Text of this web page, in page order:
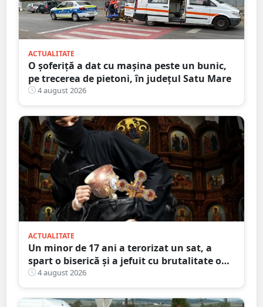
ACTUALITATE
O șoferiță a dat cu mașina peste un bunic,
pe trecerea de pietoni, în județul Satu Mare
4 august 2026
ACTUALITATE
Un minor de 17 ani a terorizat un sat, a
spart o biserică și a jefuit cu brutalitate o
bătrână de 80 de ani
4 august 2026